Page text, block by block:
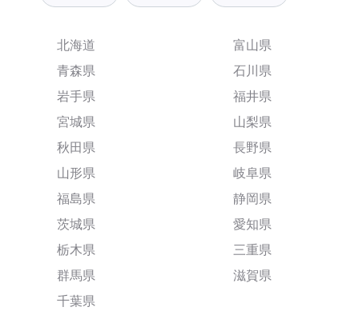
北海道
青森県
岩手県
宮城県
秋田県
山形県
福島県
茨城県
栃木県
群馬県
千葉県
富山県
石川県
福井県
山梨県
長野県
岐阜県
静岡県
愛知県
三重県
滋賀県